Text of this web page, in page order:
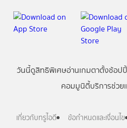
วันนี้ดูสิทธิพิเศษอ่านเกมตาตั้งช้อป
คอมมูนิตี้บริการช่วย
เกี่ยวกับทรูไอดี ข้อกำหนดและเงื่อนไข